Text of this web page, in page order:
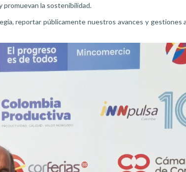
promuevan la sostenibilidad.
reportar públicamente nuestros avances y gestiones